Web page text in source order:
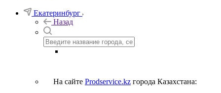
Екатеринбург
Назад
На сайте Prodservice.kz города Казахстана: